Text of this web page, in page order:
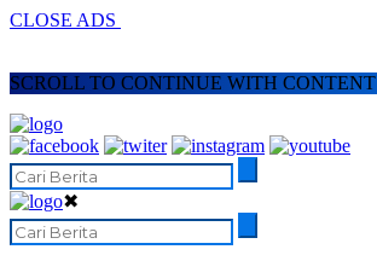
CLOSE ADS
SCROLL TO CONTINUE WITH CONTENT
✖